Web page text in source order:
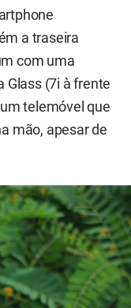
a traseira
com uma
Glass (7i à frente
telemóvel que
mão, apesar de